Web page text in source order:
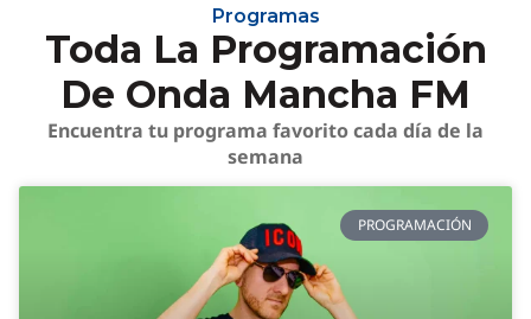
Programas
Toda La Programación
De Onda Mancha FM
Encuentra tu programa favorito cada día de la
semana
PROGRAMACIÓN